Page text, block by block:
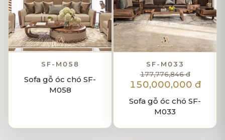
SF-M058
Sofa gỗ óc chó SF-
M058
SF-M033
177,776,846 đ
150,000,000 đ
Sofa gỗ óc chó SF-
M033